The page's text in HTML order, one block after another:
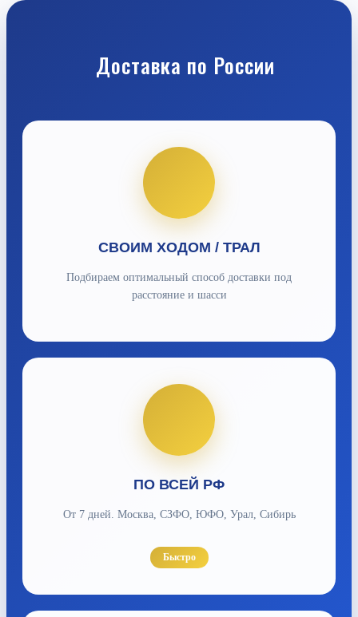
Доставка по России
СВОИМ ХОДОМ / ТРАЛ
Подбираем оптимальный способ доставки под
расстояние и шасси
ПО ВСЕЙ РФ
От 7 дней. Москва, СЗФО, ЮФО, Урал, Сибирь
Быстро